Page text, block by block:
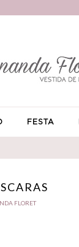
FESTA
FLORET